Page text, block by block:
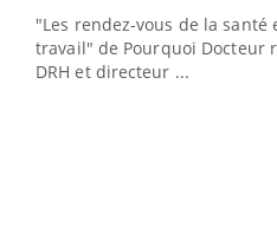
"Les rendez-vous de la
travail" de Pourquoi Docteur
DRH et directeur ...